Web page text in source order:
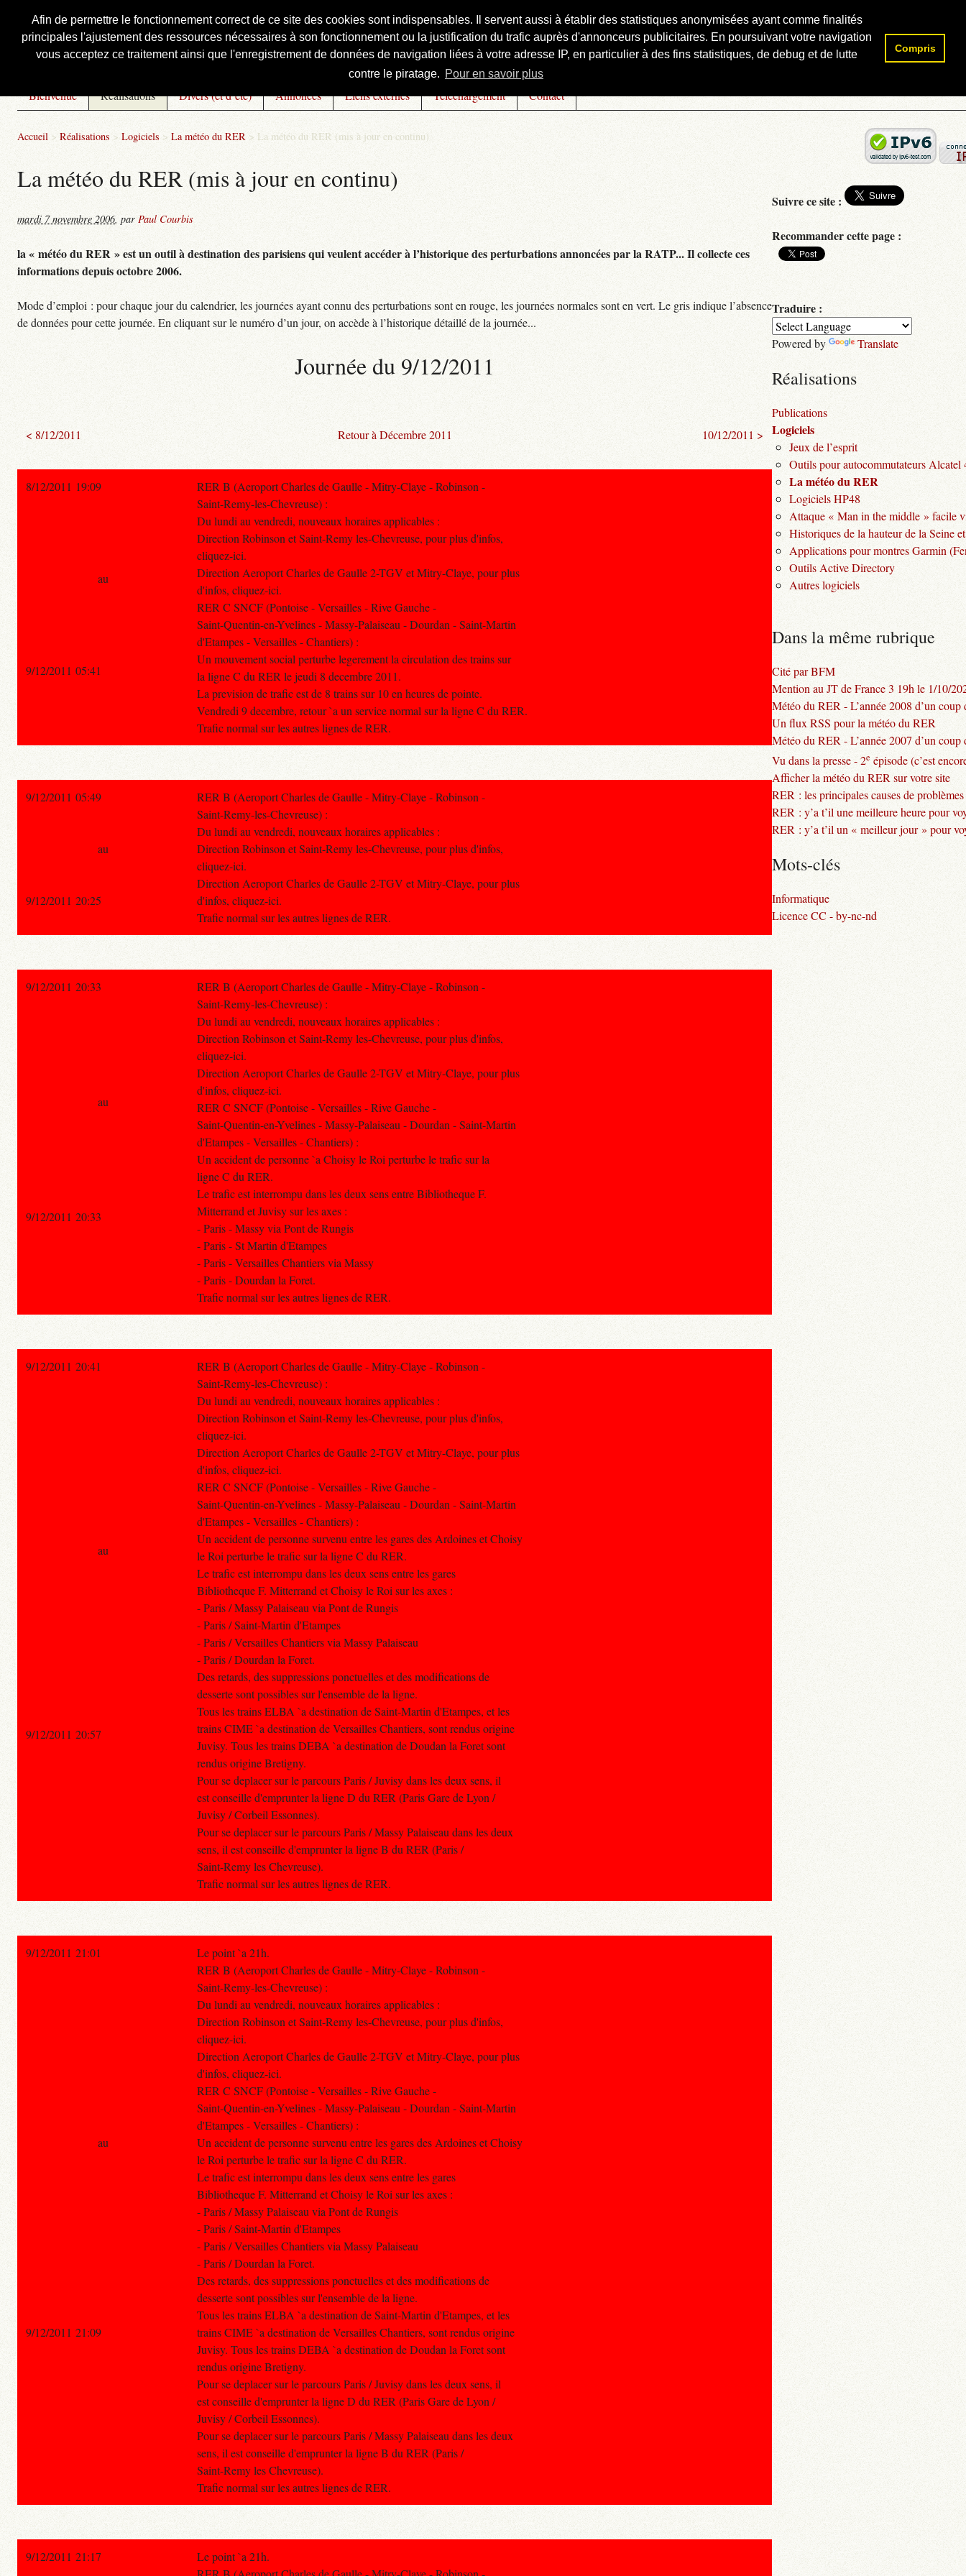
Afin de permettre le fonctionnement correct de ce site des cookies sont indispensables. Il servent aussi à établir des statistiques anonymisées ayant comme finalités
principales l'ajustement des ressources nécessaires à son fonctionnement ou la justification du trafic auprès d'annonceurs publicitaires. En poursuivant votre navigation
vous acceptez ce traitement ainsi que l'enregistrement de données de navigation liées à votre adresse IP, en particulier à des fins statistiques, de debug et de lutte
contre le piratage. Pour en savoir plus
Compris
Courbis, « LE » Blog Officiel
Bienvenue Réalisations Divers (et d’été) Annonces Liens externes Téléchargement Contact
Accueil > Réalisations > Logiciels > La météo du RER > La météo du RER (mis à jour en continu)
La météo du RER (mis à jour en continu)
mardi 7 novembre 2006, par Paul Courbis
la « météo du RER » est un outil à destination des parisiens qui veulent accéder à l’historique des perturbations annoncées par la RATP... Il collecte ces
informations depuis octobre 2006.
Mode d’emploi : pour chaque jour du calendrier, les journées ayant connu des perturbations sont en rouge, les journées normales sont en vert. Le gris indique l’absence
de données pour cette journée. En cliquant sur le numéro d’un jour, on accède à l’historique détaillé de la journée...
Journée du 9/12/2011
< 8/12/2011 Retour à Décembre 2011 10/12/2011 >
8/12/2011 19:09
RER B (Aeroport Charles de Gaulle - Mitry-Claye - Robinson -
Saint-Remy-les-Chevreuse) :
Du lundi au vendredi, nouveaux horaires applicables :
Direction Robinson et Saint-Remy les-Chevreuse, pour plus d'infos,
cliquez-ici.
Direction Aeroport Charles de Gaulle 2-TGV et Mitry-Claye, pour plus
d'infos, cliquez-ici.
RER C SNCF (Pontoise - Versailles - Rive Gauche -
Saint-Quentin-en-Yvelines - Massy-Palaiseau - Dourdan - Saint-Martin
d'Etampes - Versailles - Chantiers) :
Un mouvement social perturbe legerement la circulation des trains sur
la ligne C du RER le jeudi 8 decembre 2011.
La prevision de trafic est de 8 trains sur 10 en heures de pointe.
Vendredi 9 decembre, retour `a un service normal sur la ligne C du RER.
Trafic normal sur les autres lignes de RER.
au
9/12/2011 05:41
9/12/2011 05:49
RER B (Aeroport Charles de Gaulle - Mitry-Claye - Robinson -
Saint-Remy-les-Chevreuse) :
Du lundi au vendredi, nouveaux horaires applicables :
Direction Robinson et Saint-Remy les-Chevreuse, pour plus d'infos,
cliquez-ici.
Direction Aeroport Charles de Gaulle 2-TGV et Mitry-Claye, pour plus
d'infos, cliquez-ici.
Trafic normal sur les autres lignes de RER.
au
9/12/2011 20:25
9/12/2011 20:33
RER B (Aeroport Charles de Gaulle - Mitry-Claye - Robinson -
Saint-Remy-les-Chevreuse) :
Du lundi au vendredi, nouveaux horaires applicables :
Direction Robinson et Saint-Remy les-Chevreuse, pour plus d'infos,
cliquez-ici.
Direction Aeroport Charles de Gaulle 2-TGV et Mitry-Claye, pour plus
d'infos, cliquez-ici.
RER C SNCF (Pontoise - Versailles - Rive Gauche -
Saint-Quentin-en-Yvelines - Massy-Palaiseau - Dourdan - Saint-Martin
d'Etampes - Versailles - Chantiers) :
Un accident de personne `a Choisy le Roi perturbe le trafic sur la
ligne C du RER.
Le trafic est interrompu dans les deux sens entre Bibliotheque F.
Mitterrand et Juvisy sur les axes :
- Paris - Massy via Pont de Rungis
- Paris - St Martin d'Etampes
- Paris - Versailles Chantiers via Massy
- Paris - Dourdan la Foret.
Trafic normal sur les autres lignes de RER.
au
9/12/2011 20:33
9/12/2011 20:41
RER B (Aeroport Charles de Gaulle - Mitry-Claye - Robinson -
Saint-Remy-les-Chevreuse) :
Du lundi au vendredi, nouveaux horaires applicables :
Direction Robinson et Saint-Remy les-Chevreuse, pour plus d'infos,
cliquez-ici.
Direction Aeroport Charles de Gaulle 2-TGV et Mitry-Claye, pour plus
d'infos, cliquez-ici.
RER C SNCF (Pontoise - Versailles - Rive Gauche -
Saint-Quentin-en-Yvelines - Massy-Palaiseau - Dourdan - Saint-Martin
d'Etampes - Versailles - Chantiers) :
Un accident de personne survenu entre les gares des Ardoines et Choisy
le Roi perturbe le trafic sur la ligne C du RER.
Le trafic est interrompu dans les deux sens entre les gares
Bibliotheque F. Mitterrand et Choisy le Roi sur les axes :
- Paris / Massy Palaiseau via Pont de Rungis
- Paris / Saint-Martin d'Etampes
- Paris / Versailles Chantiers via Massy Palaiseau
- Paris / Dourdan la Foret.
Des retards, des suppressions ponctuelles et des modifications de
desserte sont possibles sur l'ensemble de la ligne.
Tous les trains ELBA `a destination de Saint-Martin d'Etampes, et les
trains CIME `a destination de Versailles Chantiers, sont rendus origine
Juvisy. Tous les trains DEBA `a destination de Doudan la Foret sont
rendus origine Bretigny.
Pour se deplacer sur le parcours Paris / Juvisy dans les deux sens, il
est conseille d'emprunter la ligne D du RER (Paris Gare de Lyon /
Juvisy / Corbeil Essonnes).
Pour se deplacer sur le parcours Paris / Massy Palaiseau dans les deux
sens, il est conseille d'emprunter la ligne B du RER (Paris /
Saint-Remy les Chevreuse).
Trafic normal sur les autres lignes de RER.
au
9/12/2011 20:57
9/12/2011 21:01
Le point `a 21h.
RER B (Aeroport Charles de Gaulle - Mitry-Claye - Robinson -
Saint-Remy-les-Chevreuse) :
Du lundi au vendredi, nouveaux horaires applicables :
Direction Robinson et Saint-Remy les-Chevreuse, pour plus d'infos,
cliquez-ici.
Direction Aeroport Charles de Gaulle 2-TGV et Mitry-Claye, pour plus
d'infos, cliquez-ici.
RER C SNCF (Pontoise - Versailles - Rive Gauche -
Saint-Quentin-en-Yvelines - Massy-Palaiseau - Dourdan - Saint-Martin
d'Etampes - Versailles - Chantiers) :
Un accident de personne survenu entre les gares des Ardoines et Choisy
le Roi perturbe le trafic sur la ligne C du RER.
Le trafic est interrompu dans les deux sens entre les gares
Bibliotheque F. Mitterrand et Choisy le Roi sur les axes :
- Paris / Massy Palaiseau via Pont de Rungis
- Paris / Saint-Martin d'Etampes
- Paris / Versailles Chantiers via Massy Palaiseau
- Paris / Dourdan la Foret.
Des retards, des suppressions ponctuelles et des modifications de
desserte sont possibles sur l'ensemble de la ligne.
Tous les trains ELBA `a destination de Saint-Martin d'Etampes, et les
trains CIME `a destination de Versailles Chantiers, sont rendus origine
Juvisy. Tous les trains DEBA `a destination de Doudan la Foret sont
rendus origine Bretigny.
Pour se deplacer sur le parcours Paris / Juvisy dans les deux sens, il
est conseille d'emprunter la ligne D du RER (Paris Gare de Lyon /
Juvisy / Corbeil Essonnes).
Pour se deplacer sur le parcours Paris / Massy Palaiseau dans les deux
sens, il est conseille d'emprunter la ligne B du RER (Paris /
Saint-Remy les Chevreuse).
Trafic normal sur les autres lignes de RER.
au
9/12/2011 21:09
9/12/2011 21:17
Le point `a 21h.
Rechercher :
Suivre ce site :
Recommander cette page :
Traduire :
Powered by Translate
Réalisations
Publications
Logiciels
Jeux de l’esprit
Outils pour autocommutateurs Alcatel
La météo du RER
Logiciels HP48
Attaque « Man in the middle » facile
Historiques de la hauteur de la Seine
Applications pour montres Garmin
Outils Active Directory
Autres logiciels
Dans la même rubrique
Cité par BFM
Mention au JT de France 3 19h le 1/10/
Météo du RER - L’année 2008 d’un coup
Un flux RSS pour la météo du RER
Météo du RER - L’année 2007 d’un coup
Vu dans la presse - 2e épisode (c’est
Afficher la météo du RER sur votre site
RER : les principales causes de problèmes
RER : y’a t’il une meilleure heure pour
RER : y’a t’il un « meilleur jour » pour
Mots-clés
Informatique
Licence CC - by-nc-nd